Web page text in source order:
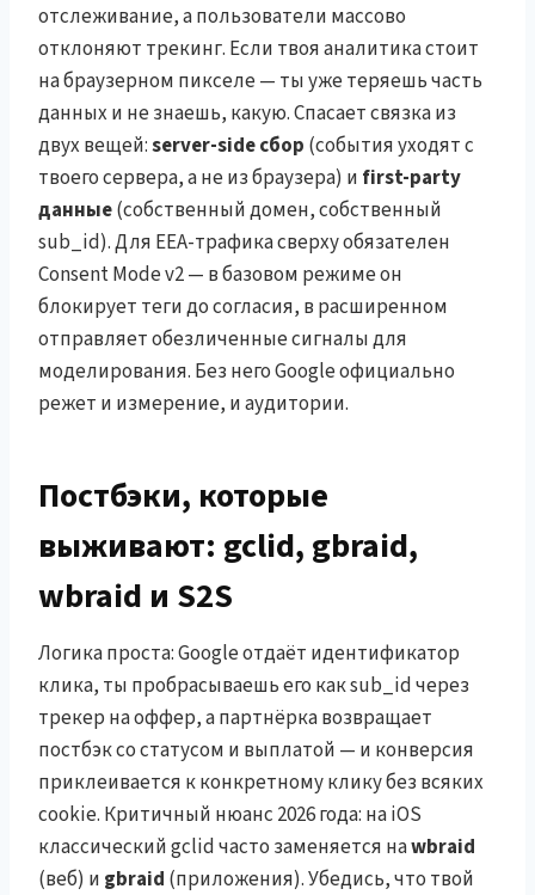
отслеживание, а пользователи массово
отклоняют трекинг. Если твоя аналитика стоит
на браузерном пикселе — ты уже теряешь часть
данных и не знаешь, какую. Спасает связка из
двух вещей:server-side сбор (события уходят с
твоего сервера, а не из браузера) и first-party
данные(собственный домен, собственный
sub_id). Для EEA-трафика сверху обязателен
Consent Mode v2 — в базовом режиме он
блокирует теги до согласия, в расширенном
отправляет обезличенные сигналы для
моделирования. Без него Google официально
режет и измерение, и аудитории.
Постбэки, которые
выживают: gclid, gbraid,
wbraid и S2S
Логика проста: Google отдаёт идентификатор
клика, ты пробрасываешь его как sub_id через
трекер на оффер, а партнёрка возвращает
постбэк со статусом и выплатой — и конверсия
приклеивается к конкретному клику без всяких
cookie. Критичный нюанс 2026 года: на iOS
классический gclid часто заменяется наwbraid
(веб) и gbraid (приложения). Убедись, что твой